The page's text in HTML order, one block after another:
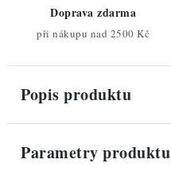
Doprava zdarma
při nákupu nad 2500 Kč
Popis produktu
Parametry produktu